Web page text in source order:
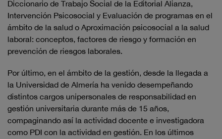
Diccionario de Trabajo Social de la Editorial Alianza,
Intervención Psicosocial y Evaluación de programas en el
ámbito de la salud o Aproximación psicosocial a la salud
laboral: conceptos, factores de riesgo y formación en
prevención de riesgos laborales.
Por último, en el ámbito de la gestión, desde la llegada a
la Universidad de Almería ha venido desempeñando
distintos cargos unipersonales de responsabilidad en
gestión universitaria durante más de 15 años,
compaginando así la actividad docente e investigadora
como PDI con la actividad en gestión. En los últimos